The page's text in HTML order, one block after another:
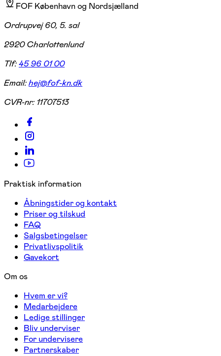
FOF København og Nordsjælland
Ordrupvej 60, 5. sal
2920 Charlottenlund
Tlf:45 96 01 00
Email:hej@fof-kn.dk
CVR-nr: 11707513
Praktisk information
Åbningstider og kontakt
Priser og tilskud
FAQ
Salgsbetingelser
Privatlivspolitik
Gavekort
Om os
Hvem er vi?
Medarbejdere
Ledige stillinger
Bliv underviser
For undervisere
Partnerskaber